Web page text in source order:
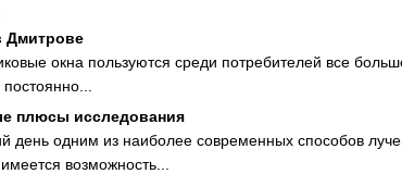
Дмитрове
окна пользуются среди потребителей все
плюсы исследования
день одним из наиболее современных способов
возможность...